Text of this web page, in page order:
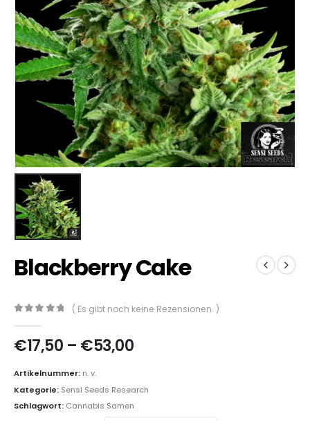
Blackberry Cake
( Es gibt noch keine Rezensionen. )
€17,50 – €53,00
Artikelnummer: n. v.
Kategorie: Sensi Seeds Research
Schlagwort: Cannabis Samen